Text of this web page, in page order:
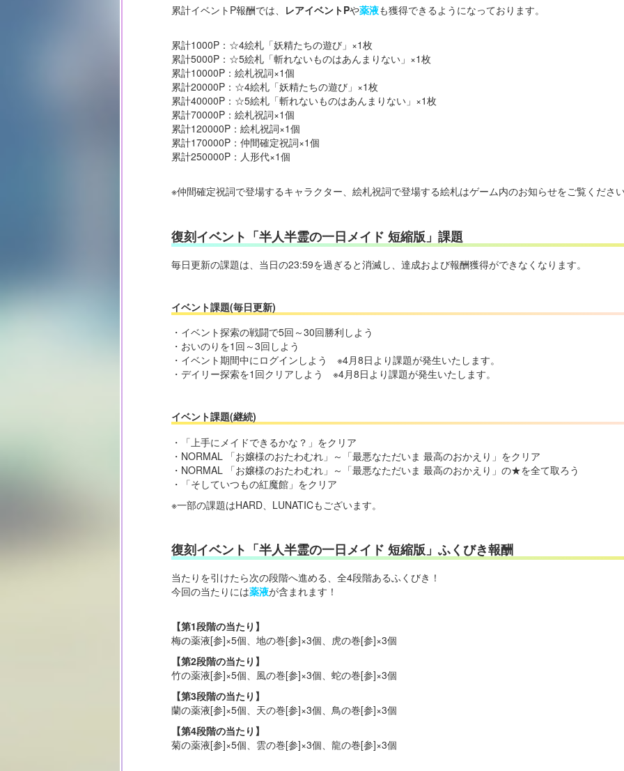
累計イベントP報酬では、 レアイベントPや薬液も獲得できるようになっております。
累計1000P：☆4絵札「妖精たちの遊び」×1枚
累計5000P：☆5絵札「斬れないものはあんまりない」×1枚
累計10000P：絵札祝詞×1個
累計20000P：☆4絵札「妖精たちの遊び」×1枚
累計40000P：☆5絵札「斬れないものはあんまりない」×1枚
累計70000P：絵札祝詞×1個
累計120000P：絵札祝詞×1個
累計170000P：仲間確定祝詞×1個
累計250000P：人形代×1個
※仲間確定祝詞で登場するキャラクター、絵札祝詞で登場する絵札はゲーム内のお知らせをご覧くださ
復刻イベント「半人半霊の一日メイド 短縮版」課題
毎日更新の課題は、当日の23:59を過ぎると消滅し、達成および報酬獲得ができなくなります。
イベント課題(毎日更新)
・イベント探索の戦闘で5回～30回勝利しよう
・おいのりを1回～3回しよう
・イベント期間中にログインしよう ※4月8日より課題が発生いたします。
・デイリー探索を1回クリアしよう ※4月8日より課題が発生いたします。
イベント課題(継続)
・「上手にメイドできるかな？」をクリア
・NORMAL 「お嬢様のおたわむれ」～「最悪なただいま 最高のおかえり」をクリア
・NORMAL 「お嬢様のおたわむれ」～「最悪なただいま 最高のおかえり」の★を全て取ろう
・「そしていつもの紅魔館」をクリア
※一部の課題はHARD、LUNATICもございます。
復刻イベント「半人半霊の一日メイド 短縮版」ふくびき報酬
当たりを引けたら次の段階へ進める、全4段階あるふくびき！
今回の当たりには薬液が含まれます！
【第1段階の当たり】
梅の薬液[参]×5個、地の巻[参]×3個、虎の巻[参]×3個
【第2段階の当たり】
竹の薬液[参]×5個、風の巻[参]×3個、蛇の巻[参]×3個
【第3段階の当たり】
蘭の薬液[参]×5個、天の巻[参]×3個、鳥の巻[参]×3個
【第4段階の当たり】
菊の薬液[参]×5個、雲の巻[参]×3個、龍の巻[参]×3個